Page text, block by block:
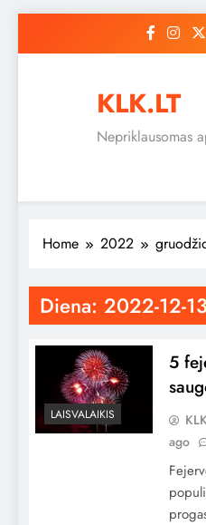
KLK.LT
Nepriklausomas
Home 2022
Diena: 2022-12-13
LAISVALAIKIS
5
ago